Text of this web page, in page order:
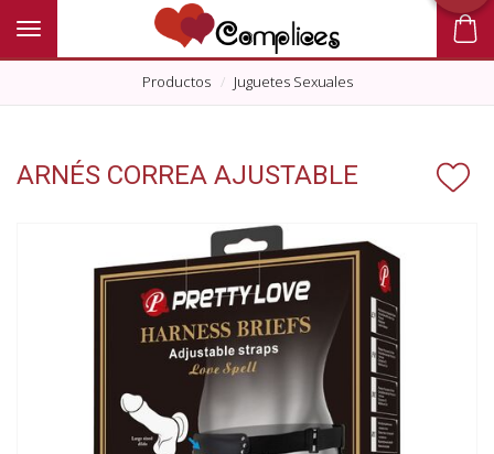
Toggle navigation
Productos Juguetes Sexuales
ARNÉS CORREA AJUSTABLE